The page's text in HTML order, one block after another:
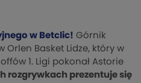
w Betclic! Górnik
Orlen Basket Lidze, który w
1. Ligi pokonał Astorie
rozgrywkach prezentuje się